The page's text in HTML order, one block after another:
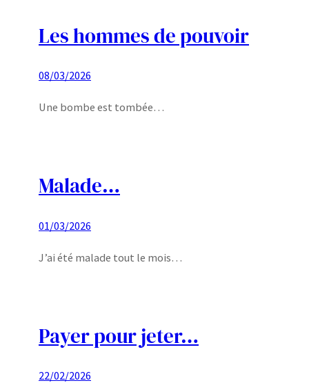
Les hommes de pouvoir
08/03/2026
Une bombe est tombée…
Malade…
01/03/2026
J’ai été malade tout le mois…
Payer pour jeter…
22/02/2026